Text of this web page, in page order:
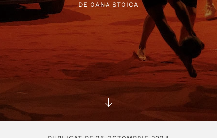
DE OANA STOICA